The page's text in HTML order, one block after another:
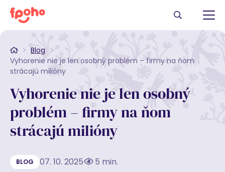
Blog
Vyhorenie nie je len osobný problém – firmy na ňom
strácajú milióny
Vyhorenie nie je len osobný
problém – firmy na ňom
strácajú milióny
BLOG 07. 10. 2025 5 min.